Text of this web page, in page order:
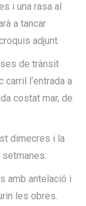
i una rasa al
a tancar
adjunt.
de trànsit
carril l’entrada a
costat mar, de
dimecres i la
amb antelació i
les obres.